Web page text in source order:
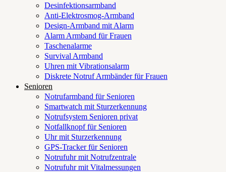
Desinfektionsarmband
Anti-Elektrosmog-Armband
Design-Armband mit Alarm
Alarm Armband für Frauen
Taschenalarme
Survival Armband
Uhren mit Vibrationsalarm
Diskrete Notruf Armbänder für Frauen
Senioren
Notrufarmband für Senioren
Smartwatch mit Sturzerkennung
Notrufsystem Senioren privat
Notfallknopf für Senioren
Uhr mit Sturzerkennung
GPS-Tracker für Senioren
Notrufuhr mit Notrufzentrale
Notrufuhr mit Vitalmessungen